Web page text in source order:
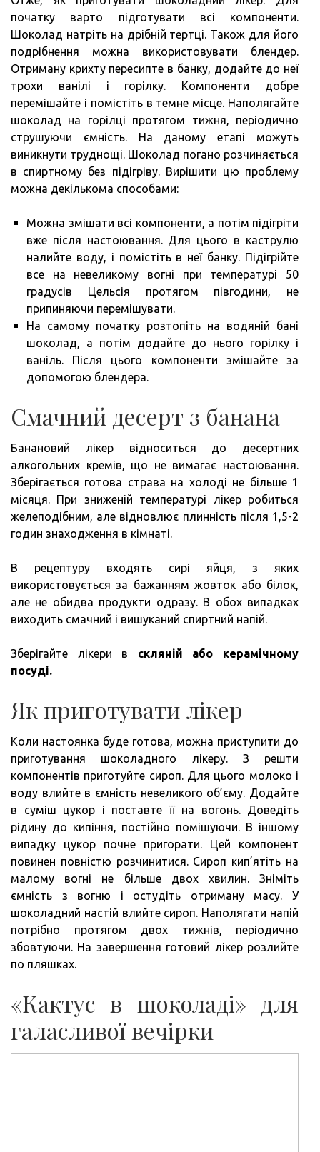
початку варто підготувати всі компоненти.
Шоколад натріть на дрібній тертці. Також для його
подрібнення можна використовувати блендер.
Отриману крихту пересипте в банку, додайте до неї
трохи ванілі і горілку. Компоненти добре
перемішайте і помістіть в темне місце. Наполягайте
шоколад на горілці протягом тижня, періодично
струшуючи ємність. На даному етапі можуть
виникнути труднощі. Шоколад погано розчиняється
в спиртному без підігріву. Вирішити цю проблему
можна декількома способами:
Можна змішати всі компоненти, а потім підігріти
вже після настоювання. Для цього в каструлю
налийте воду, і помістіть в неї банку. Підігрійте
все на невеликому вогні при температурі 50
градусів Цельсія протягом півгодини, не
припиняючи перемішувати.
На самому початку розтопіть на водяній бані
шоколад, а потім додайте до нього горілку і
ваніль. Після цього компоненти змішайте за
допомогою блендера.
Смачний десерт з банана
Банановий лікер відноситься до десертних
алкогольних кремів, що не вимагає настоювання.
Зберігається готова страва на холоді не більше 1
місяця. При зниженій температурі лікер робиться
желеподібним, але відновлює плинність після 1,5-2
годин знаходження в кімнаті.
В рецептуру входять сирі яйця, з яких
використовується за бажанням жовток або білок,
але не обидва продукти одразу. В обох випадках
виходить смачний і вишуканий спиртний напій.
Зберігайте лікери в скляній або керамічному
посуді.
Як приготувати лікер
Коли настоянка буде готова, можна приступити до
приготування шоколадного лікеру. З решти
компонентів приготуйте сироп. Для цього молоко і
воду влийте в ємність невеликого об’єму. Додайте
в суміш цукор і поставте її на вогонь. Доведіть
рідину до кипіння, постійно помішуючи. В іншому
випадку цукор почне пригорати. Цей компонент
повинен повністю розчинитися. Сироп кип’ятіть на
малому вогні не більше двох хвилин. Зніміть
ємність з вогню і остудіть отриману масу. У
шоколадний настій влийте сироп. Наполягати напій
потрібно протягом двох тижнів, періодично
збовтуючи. На завершення готовий лікер розлийте
по пляшках.
«Кактус в шоколаді» для
галасливої вечірки